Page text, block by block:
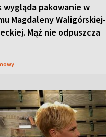
wygląda pakowanie w
Magdaleny Waligórskiej-
Mąż nie odpuszcza